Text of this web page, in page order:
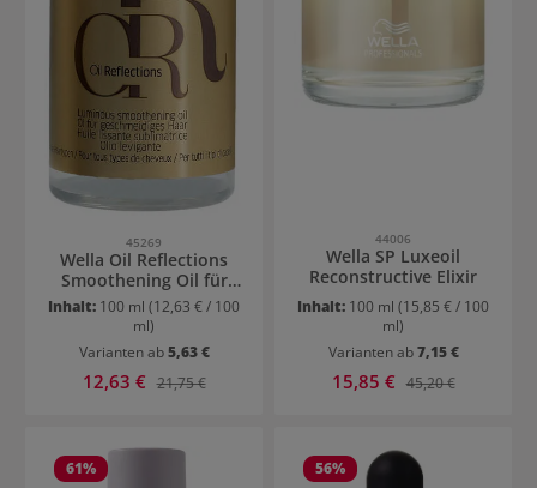
45269
Wella Oil Reflections
Smoothening Oil für
geschmeidiges Haar
Inhalt: 100 ml (12,63 € / 100
ml)
Varianten ab5,63 €
Verkaufspreis:
12,63 € Regulärer Preis:
21,75 €
44006
Wella SP Luxeoil
Reconstructive Elixir
Inhalt: 100 ml (15,85 € / 100
ml)
Varianten ab7,15 €
Verkaufspreis:
15,85 € Regulärer Preis:
45,20 €
61% 56%